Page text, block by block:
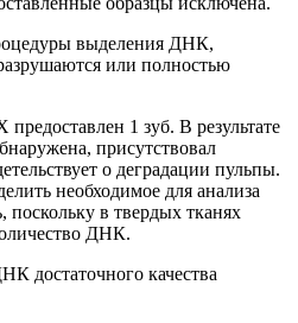
выделения ДНК,
или полностью
предоставлен 1 зуб. В результате
присутствовал
о деградации пульпы.
необходимое для анализа
в твердых тканях
ДНК.
достаточного качества